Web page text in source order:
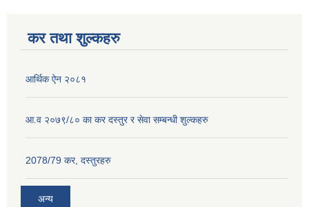
कर तथा शुल्कहरु
आर्थिक ऐन २०८१
आ.व २०७९/८० का कर दस्तुर र सेवा सम्बन्धी शुल्कहरु
2078/79 कर, दस्तुरहरु
अन्य